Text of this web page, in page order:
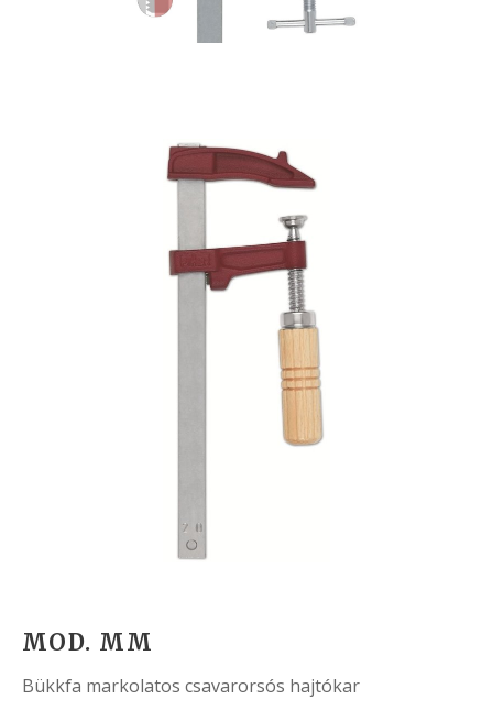
MOD. MM
Bükkfa markolatos csavarorsós hajtókar